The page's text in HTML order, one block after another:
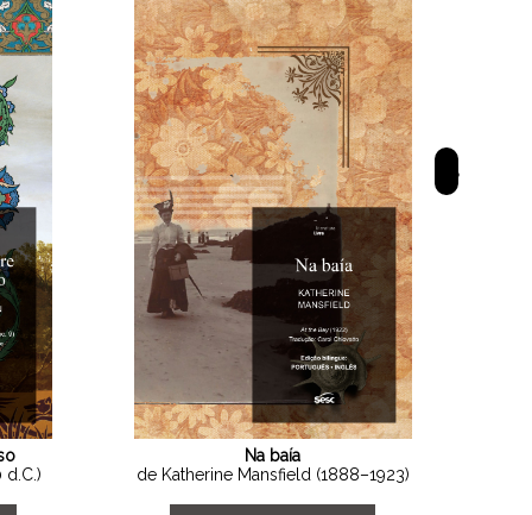
d.C.)
Na baía
de Katherine Mansfield (1888–1923)
>